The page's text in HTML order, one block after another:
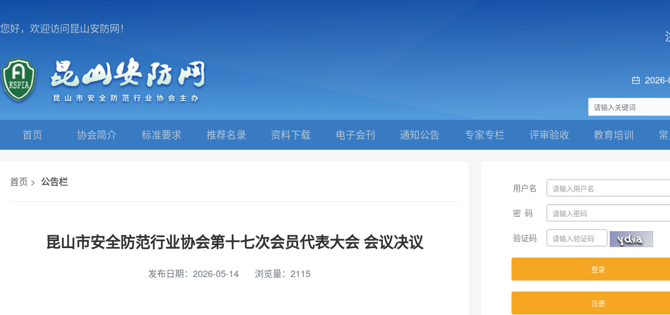
您好，欢迎访问昆山安防网！
首页 协会简介 标准要求 推荐名录 资料下载 电子会刊 通知公告 专家专栏 评审验收 教育培训
首页 > 公告栏
昆山市安全防范行业协会第十七次会员代表大会 会议决议
发布日期： 2026-05-14 浏览量： 2115
用户名
密码
验证码